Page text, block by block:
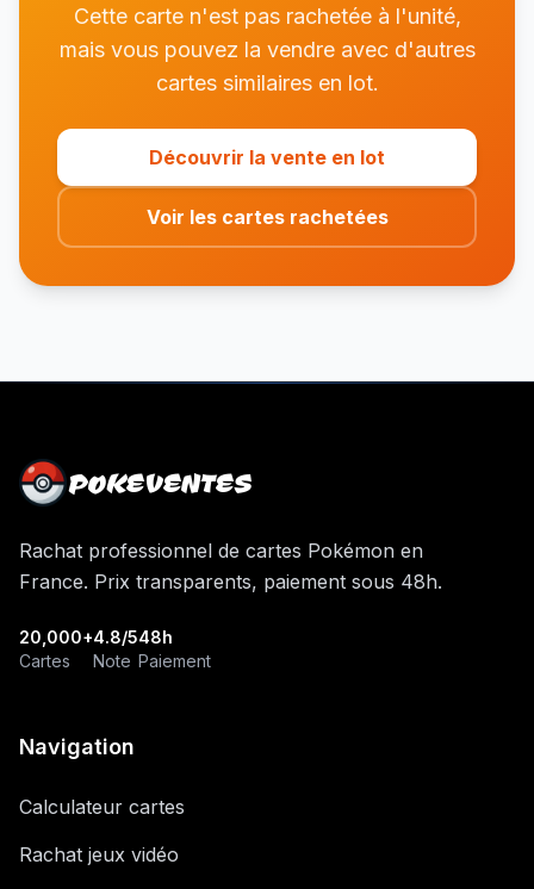
Cette carte n'est pas rachetée à l'unité,
mais vous pouvez la vendre avec d'autres
cartes similaires en lot.
Découvrir la vente en lot
Voir les cartes rachetées
POKEVENTES
Rachat professionnel de cartes Pokémon en
France. Prix transparents, paiement sous 48h.
20,000+
Cartes
4.8/5
Note
48h
Paiement
Navigation
Calculateur cartes
Rachat jeux vidéo